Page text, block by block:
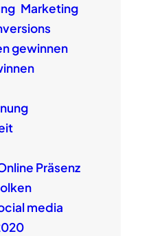
Marketing
gewinnen
Präsenz
media